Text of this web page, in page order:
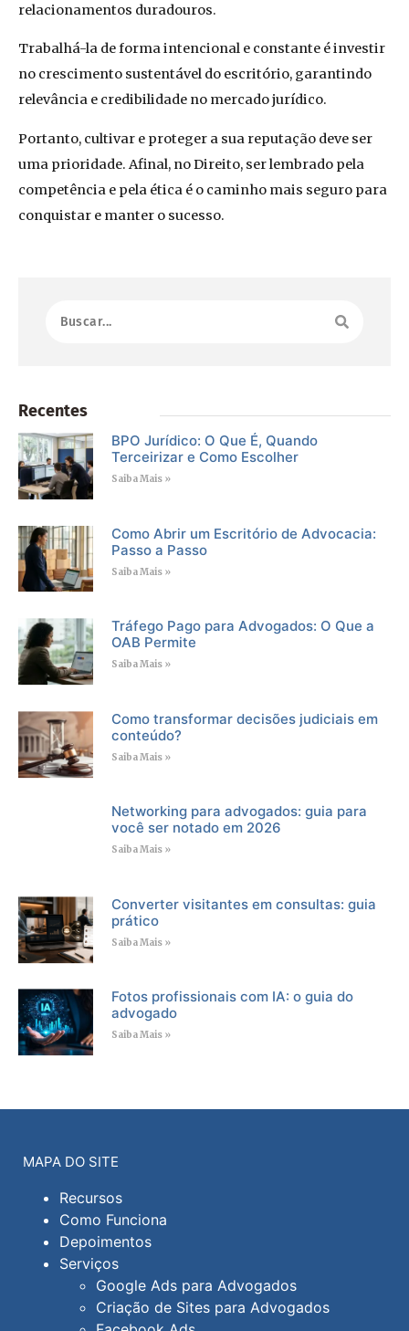
relacionamentos duradouros.
Trabalhá-la de forma intencional e constante é investir
no crescimento sustentável do escritório, garantindo
relevância e credibilidade no mercado jurídico.
Portanto, cultivar e proteger a sua reputação deve ser
uma prioridade. Afinal, no Direito, ser lembrado pela
competência e pela ética é o caminho mais seguro para
conquistar e manter o sucesso.
Recentes
BPO Jurídico: O Que É, Quando
Terceirizar e Como Escolher
Saiba Mais »
Como Abrir um Escritório de Advocacia:
Passo a Passo
Saiba Mais »
Tráfego Pago para Advogados: O Que a
OAB Permite
Saiba Mais »
Como transformar decisões judiciais em
conteúdo?
Saiba Mais »
Networking para advogados: guia para
você ser notado em 2026
Saiba Mais »
Converter visitantes em consultas: guia
prático
Saiba Mais »
Fotos profissionais com IA: o guia do
advogado
Saiba Mais »
MAPA DO SITE
Recursos
Como Funciona
Depoimentos
Serviços
Google Ads para Advogados
Criação de Sites para Advogados